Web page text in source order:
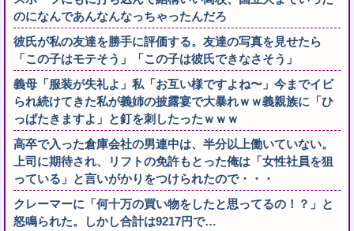
のになんであんなんなっちゃったんだろ
彼氏が私の友達を勝手に評価する。友達の写真を見せたら
「この子はモテそう」「この子は彼氏できなさそう」
義母「服装が失礼よ」私「お互い様ですよね〜」今までイビ
られ続けてきた私が義姉の披露宴で大暴れｗｗ義親族に「ひ
っぱたきますよ」と釘を刺したったｗｗｗ
高卒で入った倉庫会社の男連中は、半分以上働いていない。
上司に期待され、リフトの免許もとった俺は「女性社員を狙
っている」と言いがかりをつけられたので・・・
クレーマーに「何十万の買い物をしたと思ってるの！？」と
怒鳴られた。しかし合計は9217円で…